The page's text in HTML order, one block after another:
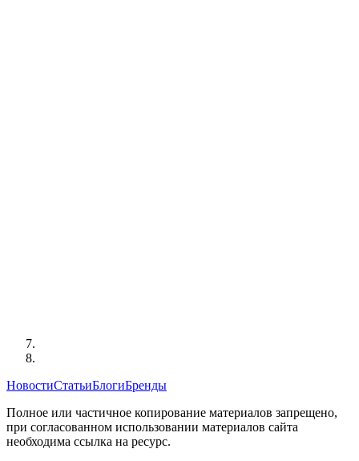
НовостиСтатьиБлогиБренды
Полное или частичное копирование материалов запрещено,
при согласованном использовании материалов сайта
необходима ссылка на ресурс.